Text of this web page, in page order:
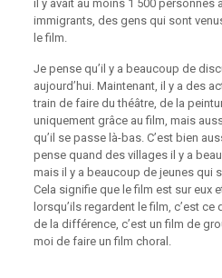
il y avait au moins 1 500 personnes
immigrants, des gens qui sont
le film.
Je pense qu’il y a beaucoup de
aujourd’hui. Maintenant, il y a des
train de faire du théâtre, de la
uniquement grâce au film, mais
qu’il se passe là-bas. C’est bien
pense quand des villages il y a
mais il y a beaucoup de jeunes qui
Cela signifie que le film est sur eux
lorsqu’ils regardent le film, c’est ce
de la différence, c’est un film de
moi de faire un film choral.